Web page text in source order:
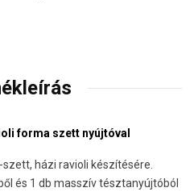
forma szett nyújtóval
házi ravioli készítésére.
és 1 db masszív tésztanyújtóból